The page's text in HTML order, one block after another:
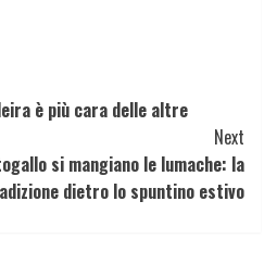
è più cara delle altre
Next
si mangiano le lumache: la
dietro lo spuntino estivo